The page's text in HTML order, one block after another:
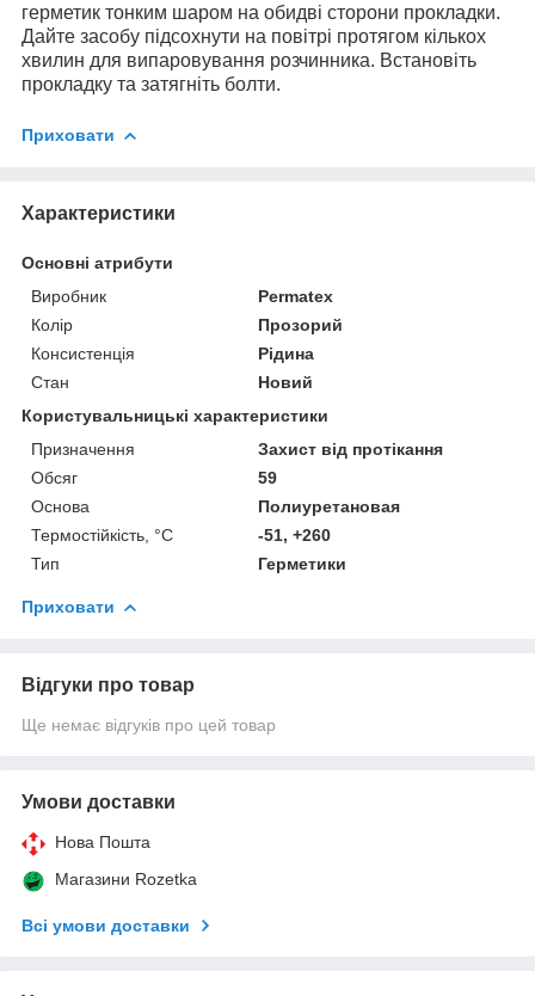
герметик тонким шаром на обидві сторони прокладки.
Дайте засобу підсохнути на повітрі протягом кількох
хвилин для випаровування розчинника. Встановіть
прокладку та затягніть болти.
Приховати
Характеристики
Основні атрибути
Виробник
Permatex
Колір
Прозорий
Консистенція
Рідина
Стан
Новий
Користувальницькі характеристики
Призначення
Захист від протікання
Обсяг
59
Основа
Полиуретановая
Термостійкість, °C
-51, +260
Тип
Герметики
Приховати
Відгуки про товар
Ще немає відгуків про цей товар
Умови доставки
Нова Пошта
Магазини Rozetka
Всі умови доставки